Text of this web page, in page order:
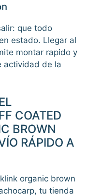
que todo
estado. Llegar al
montar rapido y
actividad de la
COATED
BROWN
RÁPIDO A
organic brown
tu tienda